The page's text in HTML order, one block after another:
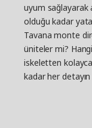
uyum sağlayarak
olduğu kadar
Tavana monte
üniteler mi?
iskeletten
kadar her detayın